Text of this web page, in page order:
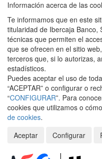
Información acerca de las
Te informamos que en este
titularidad de Ibercaja Banco,
técnicas que permiten el
que se ofrecen en el sitio
terceros que, si lo autorizas,
estadísticos.
Puedes aceptar el uso de
“ACEPTAR” o configurar o
“CONFIGURAR”. Para
cookies que utilizamos o
de cookies.
Aceptar
Configurar